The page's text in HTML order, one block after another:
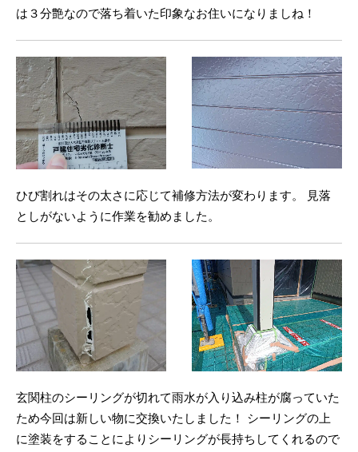
は３分艶なので落ち着いた印象なお住いになりましね！
ひび割れはその太さに応じて補修方法が変わります。 見落
としがないように作業を勧めました。
玄関柱のシーリングが切れて雨水が入り込み柱が腐っていた
ため今回は新しい物に交換いたしました！ シーリングの上
に塗装をすることによりシーリングが長持ちしてくれるので